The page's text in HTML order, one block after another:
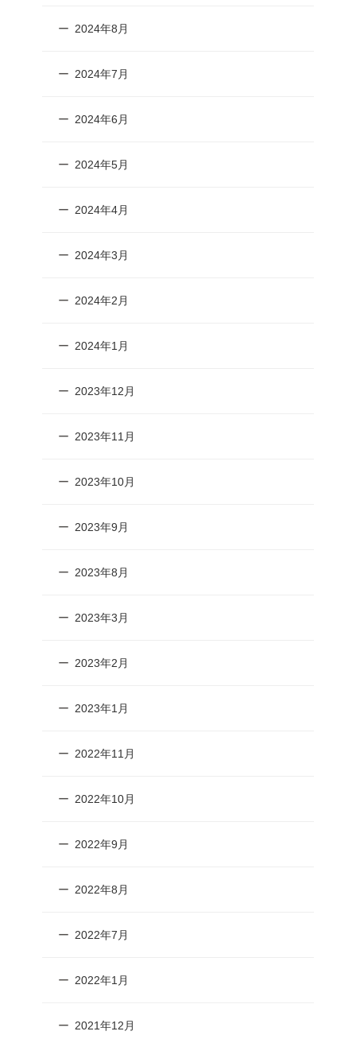
2024年8月
2024年7月
2024年6月
2024年5月
2024年4月
2024年3月
2024年2月
2024年1月
2023年12月
2023年11月
2023年10月
2023年9月
2023年8月
2023年3月
2023年2月
2023年1月
2022年11月
2022年10月
2022年9月
2022年8月
2022年7月
2022年1月
2021年12月